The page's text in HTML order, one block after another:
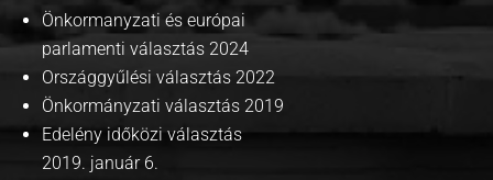
Önkormanyzati és európai
parlamenti választás 2024
Országgyűlési választás 2022
Önkormányzati választás 2019
Edelény időközi választás
2019. január 6.